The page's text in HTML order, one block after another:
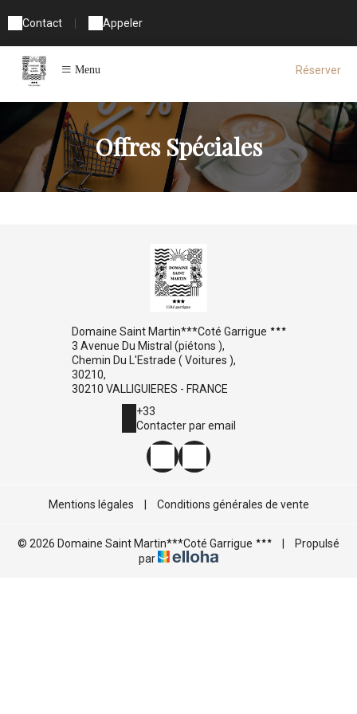
Contact Appeler
Menu Réserver
Offres Spéciales
Domaine Saint Martin***Coté Garrigue
3 Avenue Du Mistral (piétons ),
Chemin Du L'Estrade ( Voitures ),
30210,
30210 VALLIGUIERES - FRANCE
+33
Contacter par email
Mentions légales Conditions générales de vente
© 2026 Domaine Saint Martin***Coté Garrigue
Propulsé
par